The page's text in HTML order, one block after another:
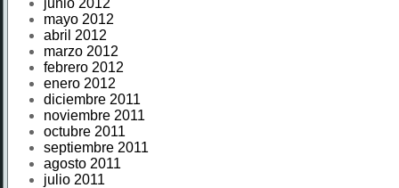
junio 2012
mayo 2012
abril 2012
marzo 2012
febrero 2012
enero 2012
diciembre 2011
noviembre 2011
octubre 2011
septiembre 2011
agosto 2011
julio 2011